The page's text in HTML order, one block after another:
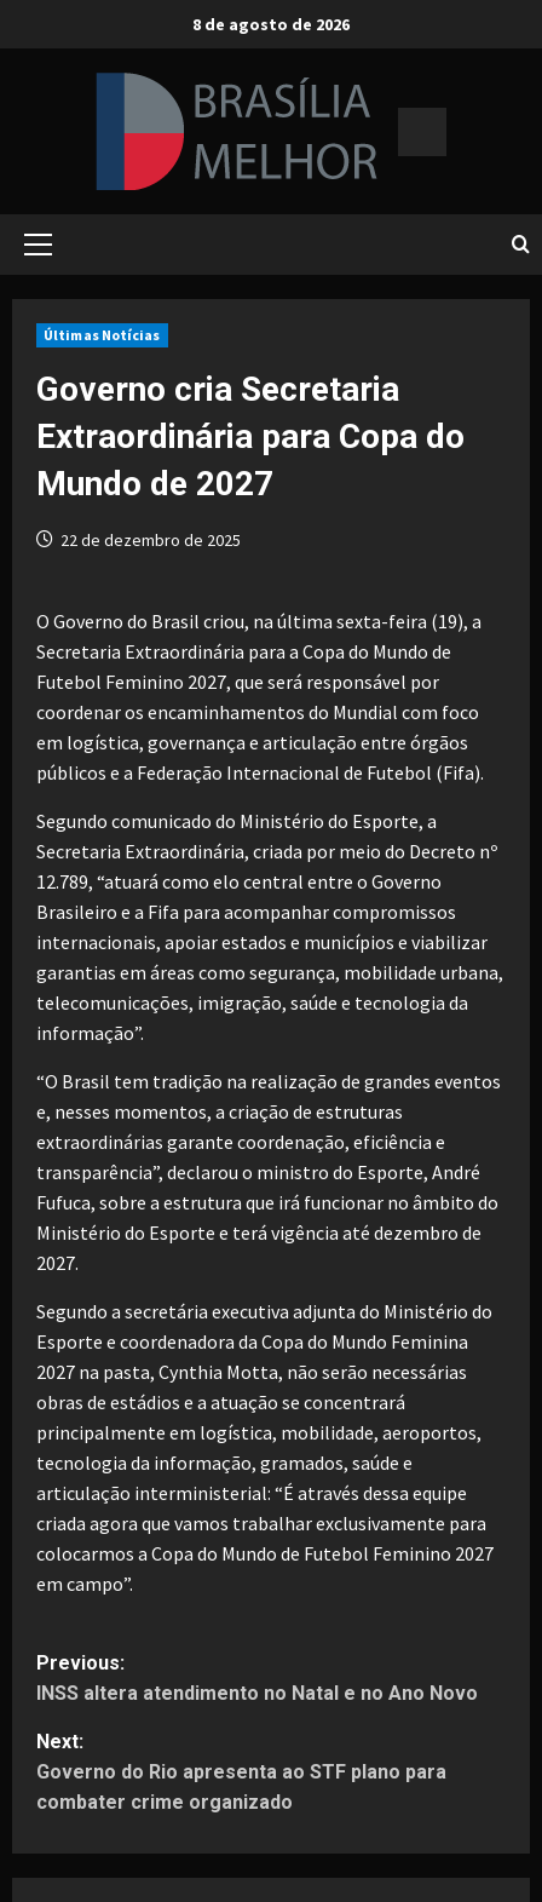
8 de agosto de 2026
Primary
Últimas Notícias
Governo cria Secretaria
Extraordinária para Copa do
Mundo de 2027
22 de dezembro de 2025
O Governo do Brasil criou, na última sexta-feira (19), a
Secretaria Extraordinária para a Copa do Mundo de
Futebol Feminino 2027, que será responsável por
coordenar os encaminhamentos do Mundial com foco
em logística, governança e articulação entre órgãos
públicos e a Federação Internacional de Futebol (Fifa).
Segundo comunicado do Ministério do Esporte, a
Secretaria Extraordinária, criada por meio do Decreto nº
12.789, “atuará como elo central entre o Governo
Brasileiro e a Fifa para acompanhar compromissos
internacionais, apoiar estados e municípios e viabilizar
garantias em áreas como segurança, mobilidade urbana,
telecomunicações, imigração, saúde e tecnologia da
informação”.
“O Brasil tem tradição na realização de grandes eventos
e, nesses momentos, a criação de estruturas
extraordinárias garante coordenação, eficiência e
transparência”, declarou o ministro do Esporte, André
Fufuca, sobre a estrutura que irá funcionar no âmbito do
Ministério do Esporte e terá vigência até dezembro de
2027.
Segundo a secretária executiva adjunta do Ministério do
Esporte e coordenadora da Copa do Mundo Feminina
2027 na pasta, Cynthia Motta, não serão necessárias
obras de estádios e a atuação se concentrará
principalmente em logística, mobilidade, aeroportos,
tecnologia da informação, gramados, saúde e
articulação interministerial: “É através dessa equipe
criada agora que vamos trabalhar exclusivamente para
colocarmos a Copa do Mundo de Futebol Feminino 2027
em campo”.
P
o
s
t
n
Previous:
INSS altera atendimento no Natal e no Ano Novo
Next:
Governo do Rio apresenta ao STF plano para
combater crime organizado